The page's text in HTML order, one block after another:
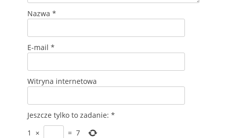
Nazwa *
E-mail *
Witryna internetowa
Jeszcze tylko to zadanie: *
1
× = 7